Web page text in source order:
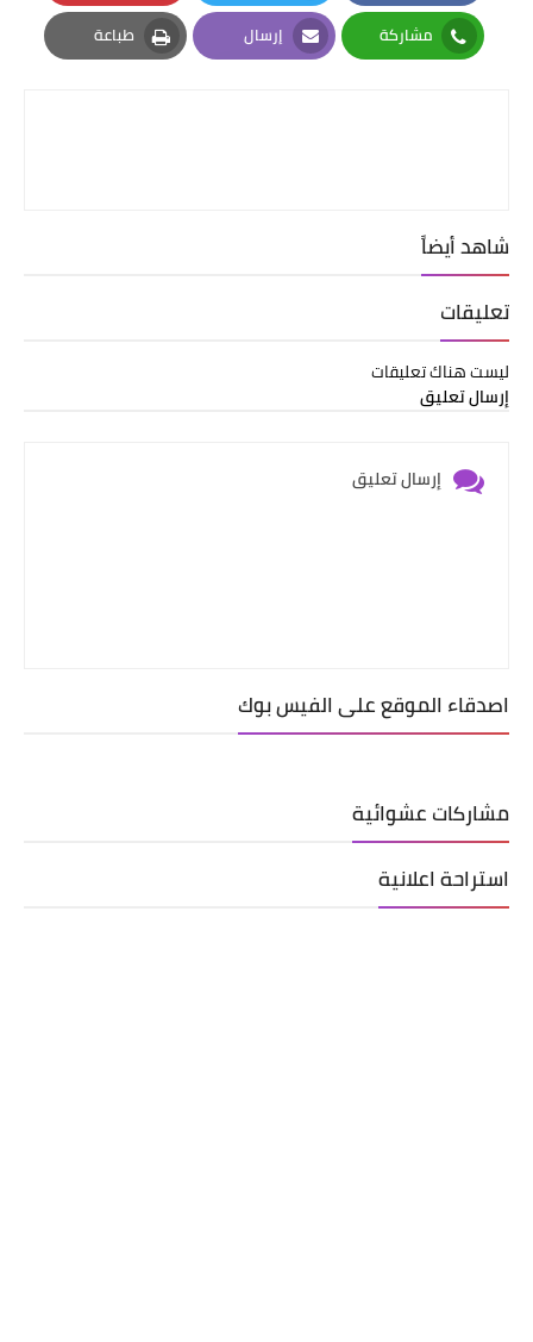
Facebook
Twitter
Pinterest
مشاركة
Whatsapp
إرسال
Email
طباعة
Print
شاهد أيضاً
تعليقات
ليست هناك تعليقات
إرسال تعليق
إرسال تعليق
اصدقاء الموقع على الفيس بوك
مشاركات عشوائية
استراحة اعلانية